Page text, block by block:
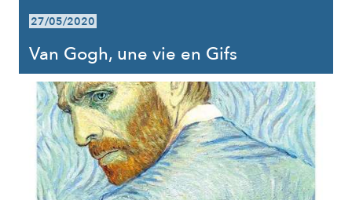
27/05/2020
Van Gogh, une vie en Gifs